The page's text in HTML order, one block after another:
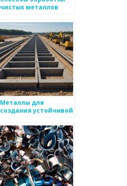
чистых металлов
Металлы для
создания устойчивой